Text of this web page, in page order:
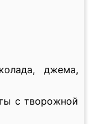
джема,
с творожной